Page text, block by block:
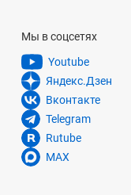
Мы в соцсетях
Youtube
Яндекс.Дзен
Вконтакте
Telegram
Rutube
MAX